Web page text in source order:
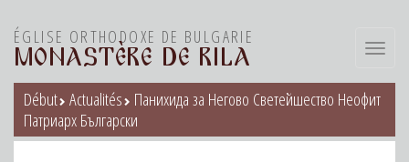
ÉGLISE ORTHODOXE DE BULGARIE
MONASTÈRE DE RILA
Début Actualités Панихида за Негово Светейшество Неофит
Патриарх Български